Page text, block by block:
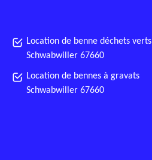
Location de benne déchets verts
Schwabwiller 67660
Location de bennes à gravats
Schwabwiller 67660